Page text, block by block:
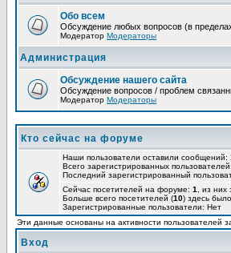
Обо всем
Обсуждение любых вопросов (в
Модератор Модераторы
Администрация
Обсуждение нашего сайта
Обсуждение вопросов / проблем
Модератор Модераторы
Кто сейчас на форуме
Наши пользователи оставили сообщений:
Всего зарегистрированных пользователей:
Последний зарегистрированный
Сейчас посетителей на форуме: 1 , из
Больше всего посетителей (10) здесь
Зарегистрированные пользователи: Нет
Эти данные основаны на активности пользователей
Вход